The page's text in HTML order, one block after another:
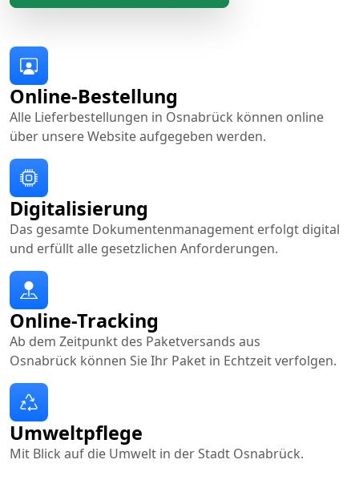
Online-Bestellung
Alle Lieferbestellungen in Osnabrück können online
über unsere Website aufgegeben werden.
Online-Tracking
Ab dem Zeitpunkt des Paketversands aus
Osnabrück können Sie Ihr Paket in Echtzeit verfolgen.
Digitalisierung
Das gesamte Dokumentenmanagement erfolgt digital
und erfüllt alle gesetzlichen Anforderungen.
Umweltpflege
Mit Blick auf die Umwelt in der Stadt Osnabrück.